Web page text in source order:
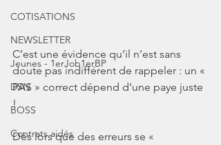
COTISATIONS
NEWSLETTER
Jeunes - 1erJob1erBP
DSN
BOSS
Contrats aidés
C’est une évidence qu’il n’est sans
doute pas indifférent de rappeler : un «
PAS » correct dépend d’une paye juste
!
Dès lors que des erreurs se «